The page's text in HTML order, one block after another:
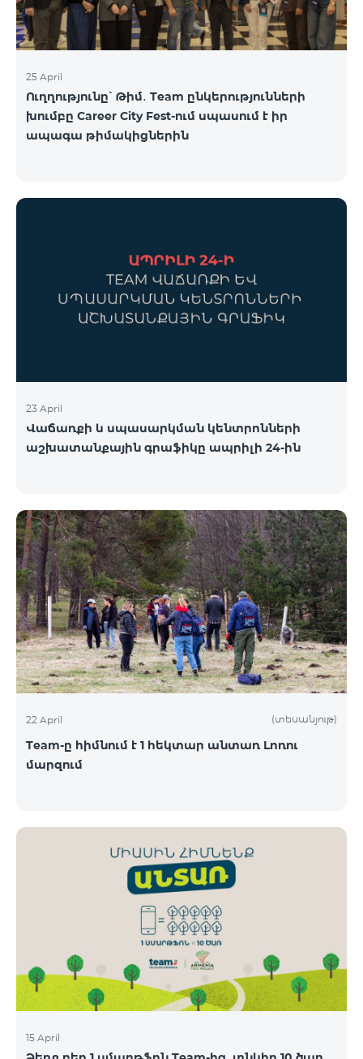
25 April
Ուղղությունը՝ Թիմ․ Team ընկերությունների
խումբը Career City Fest-ում սպասում է իր
ապագա թիմակիցներին
23 April
Վաճառքի և սպասարկման կենտրոնների
աշխատանքային գրաֆիկը ապրիլի 24-ին
22 April (տեսանյութ)
Team-ը հիմնում է 1 հեկտար անտառ Լոռու
մարզում
15 April